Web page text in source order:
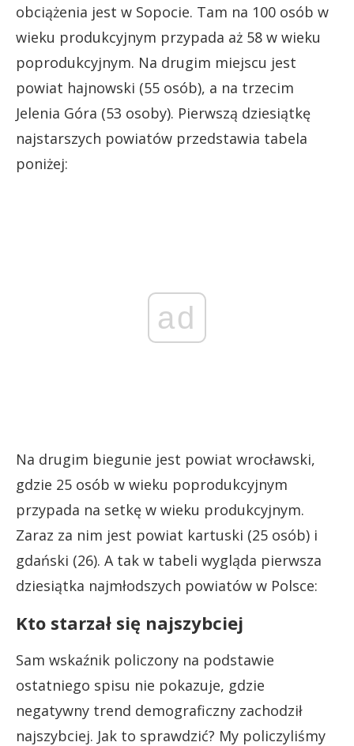
obciążenia jest w Sopocie. Tam na 100 osób w
wieku produkcyjnym przypada aż 58 w wieku
poprodukcyjnym. Na drugim miejscu jest
powiat hajnowski (55 osób), a na trzecim
Jelenia Góra (53 osoby). Pierwszą dziesiątkę
najstarszych powiatów przedstawia tabela
poniżej:
ad
Na drugim biegunie jest powiat wrocławski,
gdzie 25 osób w wieku poprodukcyjnym
przypada na setkę w wieku produkcyjnym.
Zaraz za nim jest powiat kartuski (25 osób) i
gdański (26). A tak w tabeli wygląda pierwsza
dziesiątka najmłodszych powiatów w Polsce:
Kto starzał się najszybciej
Sam wskaźnik policzony na podstawie
ostatniego spisu nie pokazuje, gdzie
negatywny trend demograficzny zachodził
najszybciej. Jak to sprawdzić? My policzyliśmy